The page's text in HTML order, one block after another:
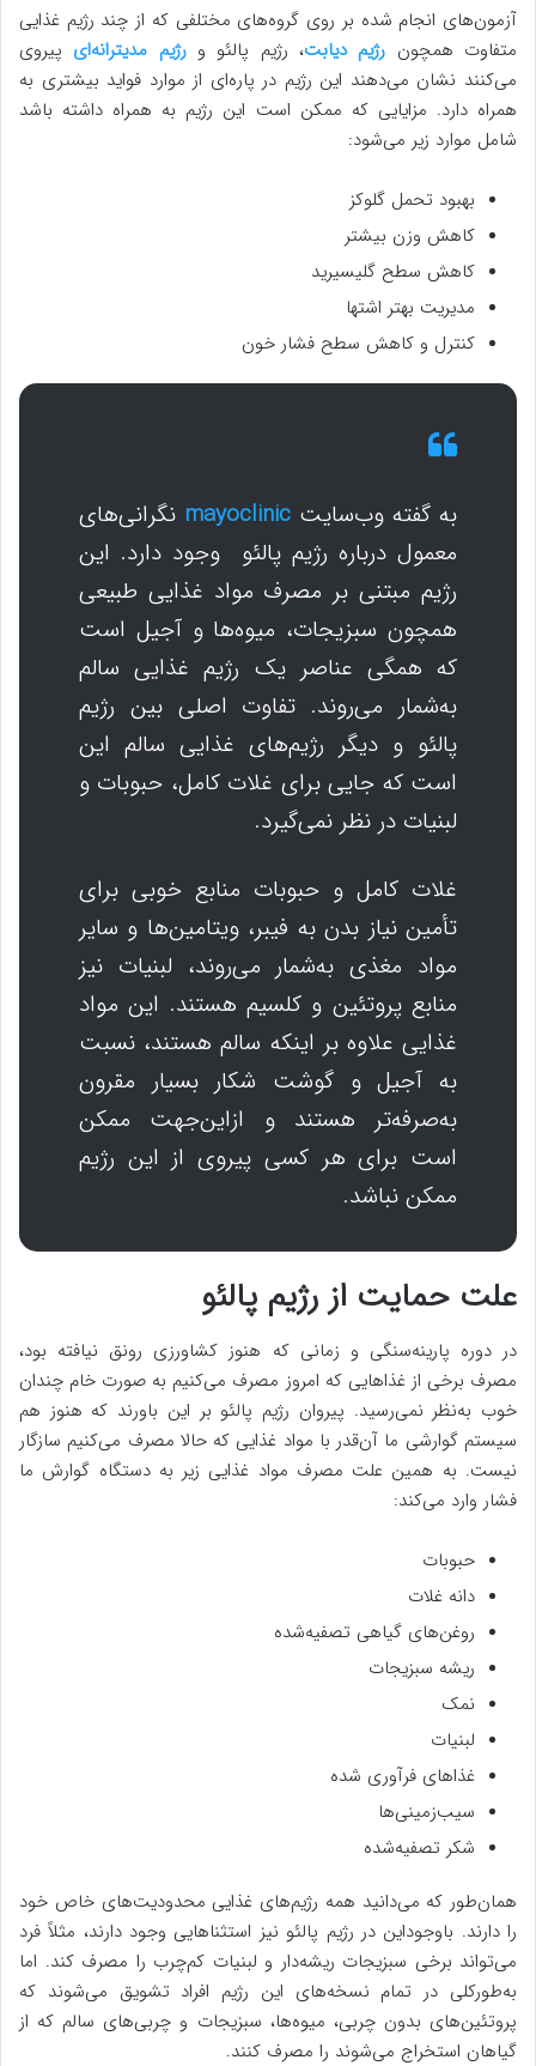
آزمون‌های انجام شده بر روی گروه‌های مختلفی که از چند رژیم غذایی
متفاوت همچون رژیم دیابت، رژیم پالئو ورژیم مدیترانه‌ای پیروی
می‌کنند نشان می‌دهند این رژیم در پاره‌ای از موارد فواید بیشتری به
همراه دارد. مزایایی که ممکن است این رژیم به همراه داشته باشد
شامل موارد زیر می‌شود:
بهبود تحمل گلوکز
کاهش وزن بیشتر
کاهش سطح گلیسیرید
مدیریت بهتر اشتها
کنترل و کاهش سطح فشار خون
به گفته وب‌سایت mayoclinic نگرانی‌های
معمول درباره رژیم پالئو وجود دارد. این
رژیم مبتنی بر مصرف مواد غذایی طبیعی
همچون سبزیجات، میوه‌ها و آجیل است
که همگی عناصر یک رژیم غذایی سالم
به‌شمار می‌روند. تفاوت اصلی بین رژیم
پالئو و دیگر رژیم‌های غذایی سالم این
است که جایی برای غلات کامل، حبوبات و
لبنیات در نظر نمی‌گیرد.
غلات کامل و حبوبات منابع خوبی برای
تأمین نیاز بدن به فیبر، ویتامین‌ها و سایر
مواد مغذی به‌شمار می‌روند، لبنیات نیز
منابع پروتئین و کلسیم هستند. این مواد
غذایی علاوه بر اینکه سالم هستند، نسبت
به آجیل و گوشت شکار بسیار مقرون
به‌صرفه‌تر هستند و ازاین‌جهت ممکن
است برای هر کسی پیروی از این رژیم
ممکن نباشد.
علت حمایت از رژیم پالئو
در دوره پارینه‌سنگی و زمانی که هنوز کشاورزی رونق نیافته بود،
مصرف برخی از غذاهایی که امروز مصرف می‌کنیم به صورت خام چندان
خوب به‌نظر نمی‌رسید. پیروان رژیم پالئو بر این باورند که هنوز هم
سیستم گوارشی ما آن‌قدر با مواد غذایی که حالا مصرف می‌کنیم سازگار
نیست. به همین علت مصرف مواد غذایی زیر به دستگاه گوارش ما
فشار وارد می‌کند:
حبوبات
دانه غلات
روغن‌های گیاهی تصفیه‌شده
ریشه سبزیجات
نمک
لبنیات
غذاهای فرآوری شده
سیب‌زمینی‌ها
شکر تصفیه‌شده
همان‌طور که می‌دانید همه رژیم‌های غذایی محدودیت‌های خاص خود
را دارند. باوجوداین در رژیم پالئو نیز استثناهایی وجود دارند، مثلاً فرد
می‌تواند برخی سبزیجات ریشه‌دار و لبنیات کم‌چرب را مصرف کند. اما
به‌طورکلی در تمام نسخه‌های این رژیم افراد تشویق می‌شوند که
پروتئین‌های بدون چربی، میوه‌ها، سبزیجات و چربی‌های سالم که از
گیاهان استخراج می‌شوند را مصرف کنند.